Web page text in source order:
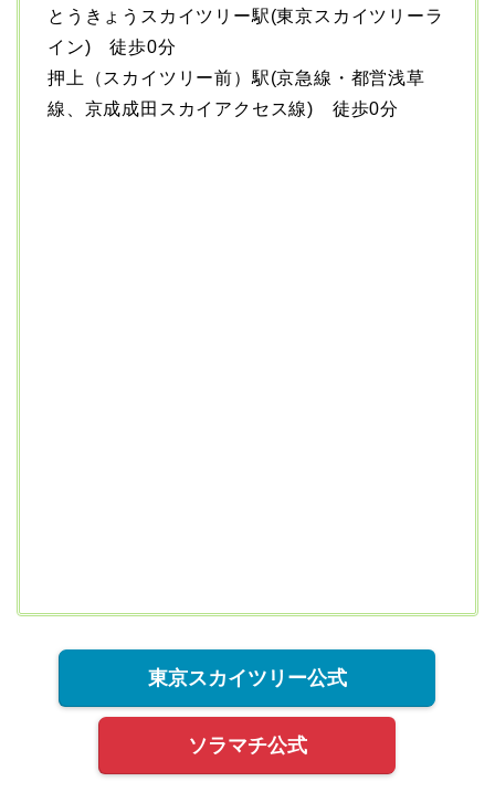
とうきょうスカイツリー駅(東京スカイツリーラ
イン) 徒歩0分
押上（スカイツリー前）駅(京急線・都営浅草
線、京成成田スカイアクセス線) 徒歩0分
東京スカイツリー公式
ソラマチ公式